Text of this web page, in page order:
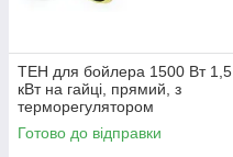
ТЕН для бойлера 1500 Вт 1,5
кВт на гайці, прямий, з
терморегулятором
Готово до відправки